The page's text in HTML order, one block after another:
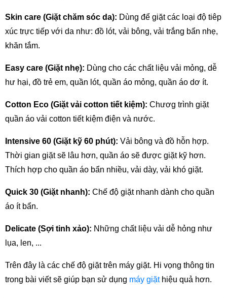
Skin care (Giặt chăm sóc da): Dùng để giặt các loại độ tiêp
xúc trực tiếp với da như: đồ lót, vải bông, vải trắng bẩn nhẹ,
khăn tắm.
Easy care (Giặt nhẹ): Dùng cho các chất liệu vải mỏng, dễ
hư hại, đồ trẻ em, quần lót, quần áo mỏng, quần áo dơ ít.
Cotton Eco (Giặt vải cotton tiết kiệm): Chươg trình giặt
quần áo vải cotton tiết kiệm điện và nước.
Intensive 60 (Giặt kỹ 60 phút): Vải bông và đồ hỗn hợp.
Thời gian giặt sẽ lâu hơn, quần áo sẽ được giặt kỹ hơn.
Thích hợp cho quần áo bẩn nhiều, vải dày, vải khó giặt.
Quick 30 (Giặt nhanh): Chế độ giặt nhanh dành cho quần
áo ít bẩn.
Delicate (Sợi tinh xảo): Những chất liệu vải dễ hỏng như
lụa, len, ...
Trên đây là các chế độ giặt trên máy giặt. Hi vọng thông tin
trong bài viết sẽ giúp bạn sử dụng máy giặt hiệu quả hơn.